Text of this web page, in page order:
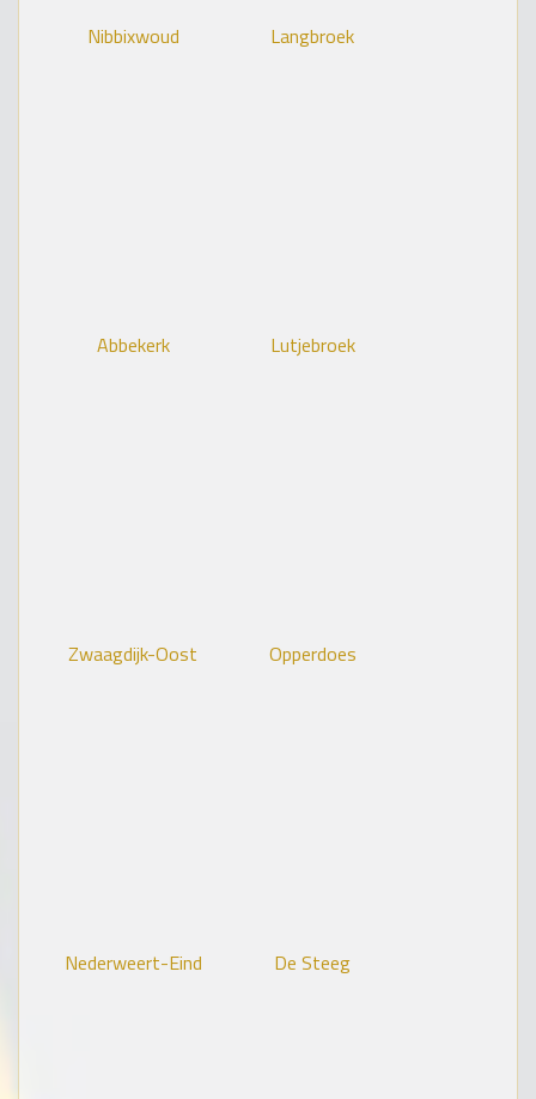
Nibbixwoud Langbroek
Abbekerk Lutjebroek
Zwaagdijk-Oost Opperdoes
Nederweert-Eind De Steeg